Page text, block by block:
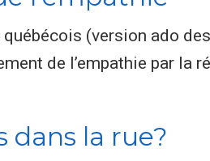
(version ado
de l’empathie par la
dans la rue?